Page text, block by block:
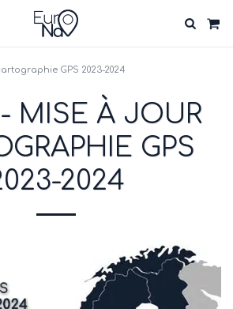
GPS 2023-2024
MISE À JOUR
GPS
2024